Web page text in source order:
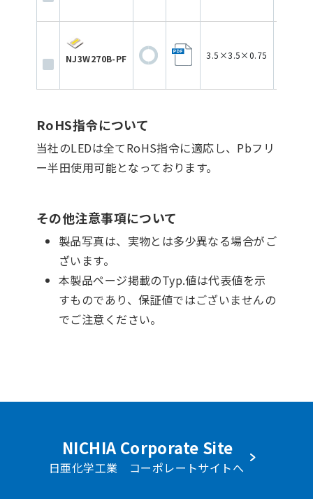
NJ3W270B-PF 3.5×3.5×0.75
RoHS指令について
当社のLEDは全てRoHS指令に適応し、Pbフリ
ー半田使用可能となっております。
その他注意事項について
製品写真は、実物とは多少異なる場合がご
ざいます。
本製品ページ掲載のTyp.値は代表値を示
すものであり、保証値ではございませんの
でご注意ください。
NICHIA Corporate Site
日亜化学工業 コーポレートサイトへ